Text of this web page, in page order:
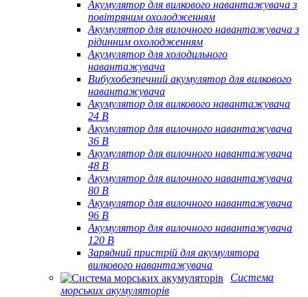
Акумулятор для вилкового навантажувача з
повітряним охолодженням
Акумулятор для вилочного навантажувача з
рідинним охолодженням
Акумулятор для холодильного
навантажувача
Вибухобезпечний акумулятор для вилкового
навантажувача
Акумулятор для вилкового навантажувача
24 В
Акумулятор для вилочного навантажувача
36 В
Акумулятор для вилочного навантажувача
48 В
Акумулятор для вилочного навантажувача
80 В
Акумулятор для вилочного навантажувача
96 В
Акумулятор для вилочного навантажувача
120 В
Зарядний пристрій для акумулятора
вилкового навантажувача
Система
морських акумуляторів